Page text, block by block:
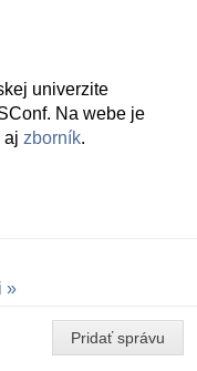
univerzite
Na webe je
aj zborník.
Pridať správu